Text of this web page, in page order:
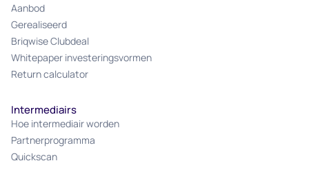
Aanbod
Gerealiseerd
Briqwise Clubdeal
Whitepaper investeringsvormen
Return calculator
Intermediairs
Hoe intermediair worden
Partnerprogramma
Quickscan